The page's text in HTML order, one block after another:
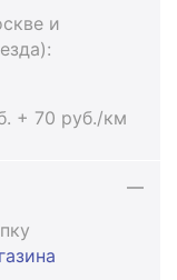
и
+ 70 руб./км